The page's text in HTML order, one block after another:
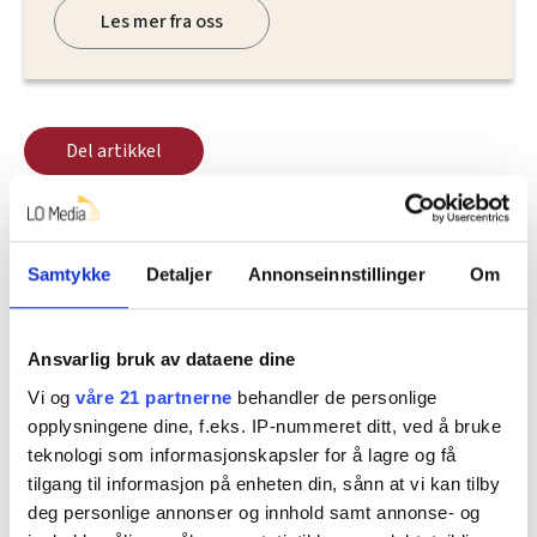
Samtykke Detaljer Annonseinnstillinger Om
Ansvarlig bruk av dataene dine
Vi og våre 21 partnerne behandler de personlige
opplysningene dine, f.eks. IP-nummeret ditt, ved å bruke
teknologi som informasjonskapsler for å lagre og få
tilgang til informasjon på enheten din, sånn at vi kan tilby
deg personlige annonser og innhold samt annonse- og
Les mer fra oss
Del artikkel